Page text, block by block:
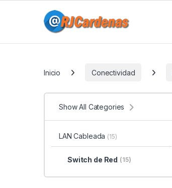
Inicio Conectividad
Show All Categories
LAN Cableada (15)
Switch de Red (15)